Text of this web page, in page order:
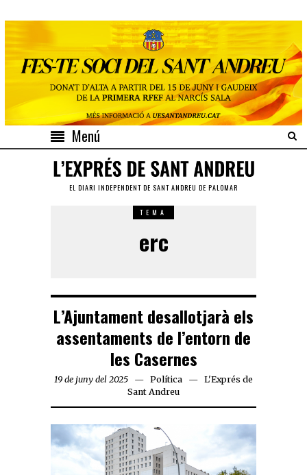
Menú
EL DIARI INDEPENDENT DE SANT ANDREU DE PALOMAR
TEMA
erc
L’Ajuntament desallotjarà els
assentaments de l’entorn de
les Casernes
19 de juny del 2025 Política
L'Exprés de
Sant Andreu